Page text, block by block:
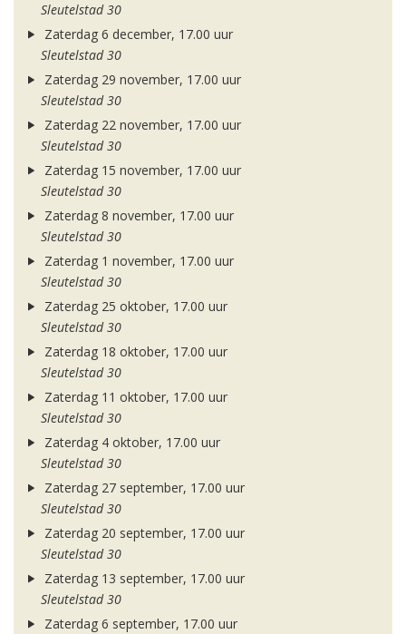
Sleutelstad 30
Zaterdag 6 december, 17.00 uur
Sleutelstad 30
Zaterdag 29 november, 17.00 uur
Sleutelstad 30
Zaterdag 22 november, 17.00 uur
Sleutelstad 30
Zaterdag 15 november, 17.00 uur
Sleutelstad 30
Zaterdag 8 november, 17.00 uur
Sleutelstad 30
Zaterdag 1 november, 17.00 uur
Sleutelstad 30
Zaterdag 25 oktober, 17.00 uur
Sleutelstad 30
Zaterdag 18 oktober, 17.00 uur
Sleutelstad 30
Zaterdag 11 oktober, 17.00 uur
Sleutelstad 30
Zaterdag 4 oktober, 17.00 uur
Sleutelstad 30
Zaterdag 27 september, 17.00 uur
Sleutelstad 30
Zaterdag 20 september, 17.00 uur
Sleutelstad 30
Zaterdag 13 september, 17.00 uur
Sleutelstad 30
Zaterdag 6 september, 17.00 uur